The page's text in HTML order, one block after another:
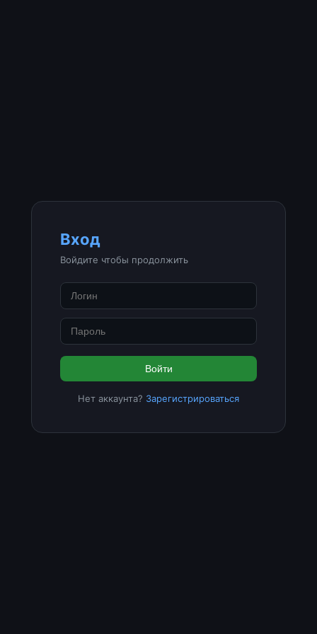
Вход
Войдите чтобы продолжить
Войти
Нет аккаунта? Зарегистрироваться